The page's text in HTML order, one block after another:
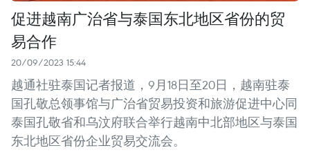
促进越南广治省与泰国东北地区省份的贸
易合作
20/09/2023 15:44
越通社驻泰国记者报道，9月18日至20日，越南驻泰
国孔敬总领事馆与广治省贸易投资和旅游促进中心同
泰国孔敬省和乌汶府联合举行越南中北部地区与泰国
东北地区省份企业贸易交流会。